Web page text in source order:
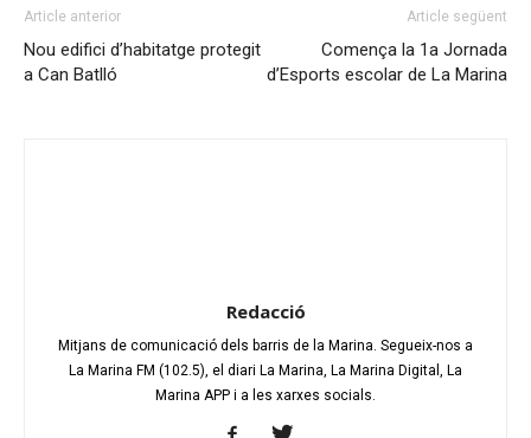
Article anterior
Nou edifici d’habitatge protegit
a Can Batlló
Article següent
Comença la 1a Jornada
d’Esports escolar de La Marina
Redacció
Mitjans de comunicació dels barris de la Marina. Segueix-nos a
La Marina FM (102.5), el diari La Marina, La Marina Digital, La
Marina APP i a les xarxes socials.